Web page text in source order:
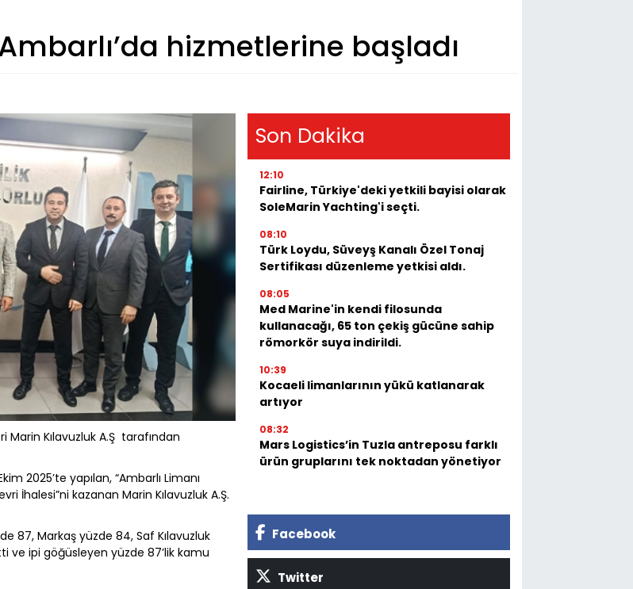
hizmetlerine başladı
Marin Kılavuzluk A.Ş tarafından
2025’te yapılan, “Ambarlı Limanı
İhalesi”ni kazanan Marin Kılavuzluk A.Ş.
87, Markaş yüzde 84, Saf Kılavuzluk
ve ipi göğüsleyen yüzde 87’lik kamu
Son Dakika
12:10
Fairline, Türkiye'deki yetkili bayisi olarak
SoleMarin Yachting'i seçti.
08:10
Türk Loydu, Süveyş Kanalı Özel Tonaj
Sertifikası düzenleme yetkisi aldı.
08:05
Med Marine'in kendi filosunda
kullanacağı, 65 ton çekiş gücüne sahip
römorkör suya indirildi.
10:39
Kocaeli limanlarının yükü katlanarak
artıyor
08:32
Mars Logistics’in Tuzla antreposu farklı
ürün gruplarını tek noktadan yönetiyor
Facebook
Twitter